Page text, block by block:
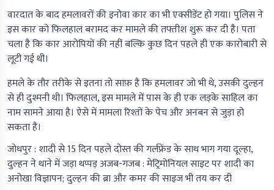
वारदात के बाद हमलावरों की इनोवा कार का भी एक्सीडेंट हो गया। पुलिस ने
इस कार को फिलहाल बरामद कर मामले की तफ्तीश शुरू कर दी है। पता
चला है कि कार आरोपियों की नहीं बल्कि कुछ दिन पहले ही एक कारोबारी से
लूटी गई थी।
हमले के तौर तरीके से इतना तो साफ़ है कि हमलावर जो भी थे, उसकी दुल्हन
से ही दुश्मनी थी। फिलहाल, इस मामले में पास के ही एक लड़के साहिल का
नाम सामने आया है। ऐसे में मामला रिश्तों के पेच और अनबन से जुड़ा हो
सकता है।
जोधपुर : शादी से 15 दिन पहले दोस्त की गर्लफ्रेंड के साथ भाग गया दूल्हा,
दुल्हन ने थाने में जड़ा थप्पड़ अजब-गजब : मेट्रिमोनियल साइट पर शादी का
अनोखा विज्ञापन; दुल्हन की ब्रा और कमर की साइज भी तय कर दी